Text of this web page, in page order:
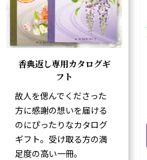
香典返し専用カタログギ
フト
故人を偲んでくださった
方に感謝の想いを届ける
のにぴったりなカタログ
ギフト。受け取る方の満
足度の高い一冊。